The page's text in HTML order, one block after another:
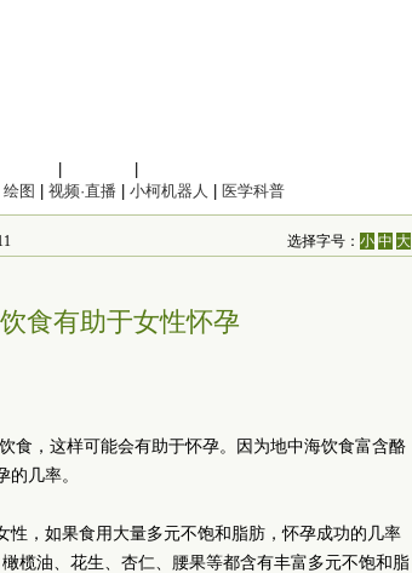
绘图 视频·直播 小柯机器人 医学科普
选择字号：小 中 大
食有助于女性怀孕
食，这样可能会有助于怀孕。因为地中海饮食富含酪
几率。
性，如果食用大量多元不饱和脂肪，怀孕成功的几率
榄油、花生、杏仁、腰果等都含有丰富多元不饱和脂